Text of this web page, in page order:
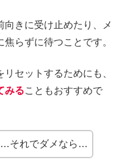
きに受け止めたり、メ
らずに待つことです。
セットするためにも、
みることもおすすめで
…それでダメなら…